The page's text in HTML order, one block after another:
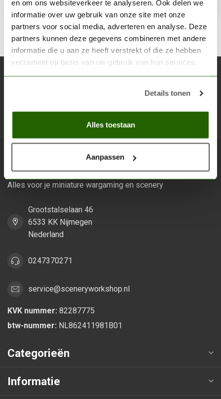
en om ons websiteverkeer te analyseren. Ook delen we
informatie over uw gebruik van onze site met onze
partners voor social media, adverteren en analyse. Deze
partners kunnen deze gegevens combineren met andere
informatie die u aan ze heeft verstrekt of die ze hebben
verzameld op basis van uw gebruik van hun services.
Details tonen
Alles toestaan
Aanpassen
Abonneer je op onze nieuwsbrief
Blijf op de hoogte over onze laatste acties
Scenery Workshop BV
Alles voor je miniature wargaming en scenery
Grootstalselaan 46
6533 KK Nijmegen
Nederland
0247370271
service@sceneryworkshop.nl
KVK nummer: 82287775
btw-nummer: NL862411981B01
Categorieën
Informatie